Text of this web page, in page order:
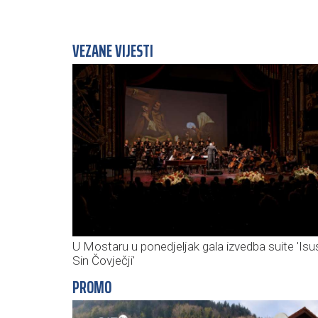
VEZANE VIJESTI
U Mostaru u ponedjeljak gala izvedba suite
Sin Čovječji'
PROMO